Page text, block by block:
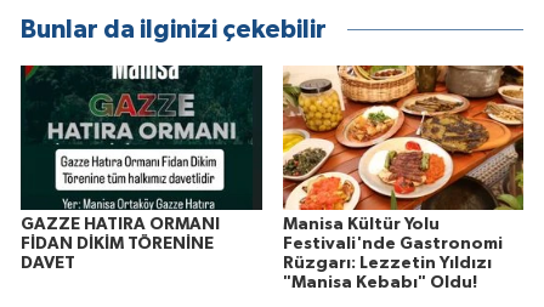
Bunlar da ilginizi çekebilir
GAZZE HATIRA ORMANI
FİDAN DİKİM TÖRENİNE
DAVET
Manisa Kültür Yolu
Festivali'nde Gastronomi
Rüzgarı: Lezzetin Yıldızı
"Manisa Kebabı" Oldu!